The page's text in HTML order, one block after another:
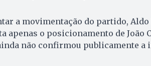
a movimentação do partido, Aldo
apenas o posicionamento de João
não confirmou publicamente a